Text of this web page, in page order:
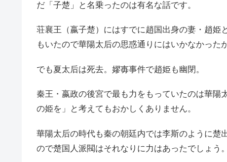
だ「子楚」と名乗ったのは有名な話です。
荘襄王（嬴子楚）にはすでに趙国出身の妻・趙
もいたので華陽太后の思惑通りにはいかなかった
でも夏太后は死去。嫪毐事件で趙姫も幽閉。
秦王・嬴政の後宮で最も力をもっていたのは華陽
の姫を」と考えてもおかしくありません。
華陽太后の時代も秦の朝廷内では李斯のように楚
ので楚国人派閥はそれなりに力はあったでしょう。